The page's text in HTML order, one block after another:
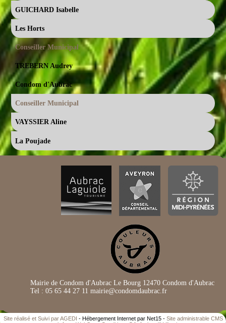
GUICHARD Isabelle
Les Horts
Conseiller Municipal
TREBERN Audrey
Condom d'Aubrac
Conseiller Municipal
VAYSSIER Aline
La Poujade
Mairie de Condom d'Aubrac Le Bourg 12470 Condom d'Aubrac
Tel : 05 65 44 27 11 mairie@condomdaubrac.fr
Site réalisé et Suivi par AGEDI - Hébergement Internet par Net15 - Site administrable CMS